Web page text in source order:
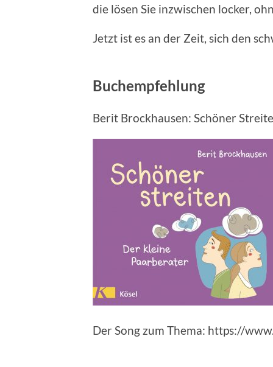
die lösen Sie inzwischen locker,
Jetzt ist es an der Zeit, sich den
Buchempfehlung
Berit Brockhausen: Schöner
Der Song zum Thema: https://